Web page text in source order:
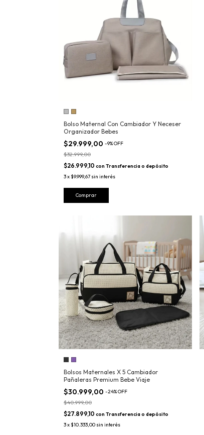
Bolso Maternal Con Cambiador Y Neceser
Organizador Bebes
$29.999,00 -9%OFF
$32.999,00
$26.999,10 con Transferencia o depósito
3x$9.999,67 sin interés
Comprar
Bolsos Maternales X 5 Cambiador
Pañaleras Premium Bebe Viaje
$30.999,00 -24%OFF
$40.999,00
$27.899,10 con Transferencia o depósito
3x$10.333,00 sin interés